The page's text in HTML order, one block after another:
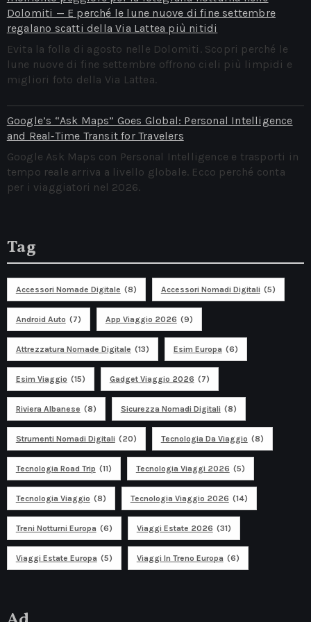
Dolomiti — E perché le lune nuove di fine settembre
regalano scatti della Via Lattea più nitidi
Evita la folla di agosto nelle Dolomiti. Scopri perché le
lune nuove di fine settembre offrono cieli più limpidi e
migliori foto della Via Lattea.
Google’s “Ask Maps” Goes Global: Personal Intelligence
and Real‑Time Transit for Travelers
Google Ask Maps con Personal Intelligence e trasporti in
tempo reale arriva a livello globale. Ecco perché conta
per i viaggiatori nel 2026.
Tag
Accessori Nomade Digitale (8) Accessori Nomadi Digitali (5)
Android Auto (7) App Viaggio 2026 (9)
Attrezzatura Nomade Digitale (13) Esim Europa (6)
Esim Viaggio (15) Gadget Viaggio 2026 (7)
Riviera Albanese (8) Sicurezza Nomadi Digitali (8)
Strumenti Nomadi Digitali (20) Tecnologia Da Viaggio (8)
Tecnologia Road Trip (11) Tecnologia Viaggi 2026 (5)
Tecnologia Viaggio (8) Tecnologia Viaggio 2026 (14)
Treni Notturni Europa (6) Viaggi Estate 2026 (31)
Viaggi Estate Europa (5) Viaggi In Treno Europa (6)